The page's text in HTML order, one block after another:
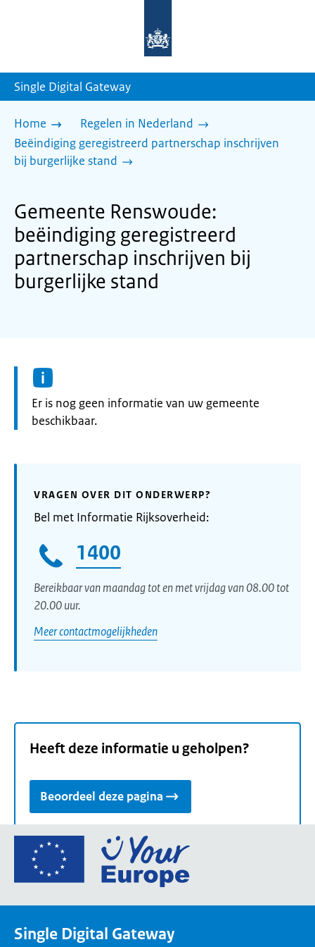
homepage
Single Digital Gateway
Home
Regelen in Nederland
Beëindiging geregistreerd partnerschap inschrijven
bij burgerlijke stand
Gemeente Renswoude:
beëindiging geregistreerd
partnerschap inschrijven bij
burgerlijke stand
Informatie:
Er is nog geen informatie van uw gemeente
beschikbaar.
VRAGEN OVER DIT ONDERWERP?
Bel met Informatie Rijksoverheid:
1400
Bereikbaar van maandag tot en met vrijdag van 08.00 tot
20.00 uur.
Meer contactmogelijkheden
Heeft deze informatie u geholpen?
Beoordeel deze pagina
Ga
de
Single Digital Gateway